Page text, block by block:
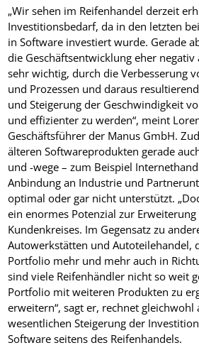
„Wir sehen im Reifenhandel derzeit
Investitionsbedarf, da in den letzten
in Software investiert wurde. Gerade
die Geschäftsentwicklung eher
sehr wichtig, durch die Verbesserung
und Prozessen und daraus
und Steigerung der Geschwindigkeit
und effizienter zu werden“, meint
Geschäftsführer der Manus GmbH.
älteren Softwareprodukten gerade
und -wege – zum Beispiel
Anbindung an Industrie und
optimal oder gar nicht unterstützt.
ein enormes Potenzial zur Erweiterung
Kundenkreises. Im Gegensatz zu
Autowerkstätten und Autoteilehandel,
Portfolio mehr und mehr auch in
sind viele Reifenhändler nicht so weit
Portfolio mit weiteren Produkten zu
erweitern“, sagt er, rechnet
wesentlichen Steigerung der
Software seitens des Reifenhandels.